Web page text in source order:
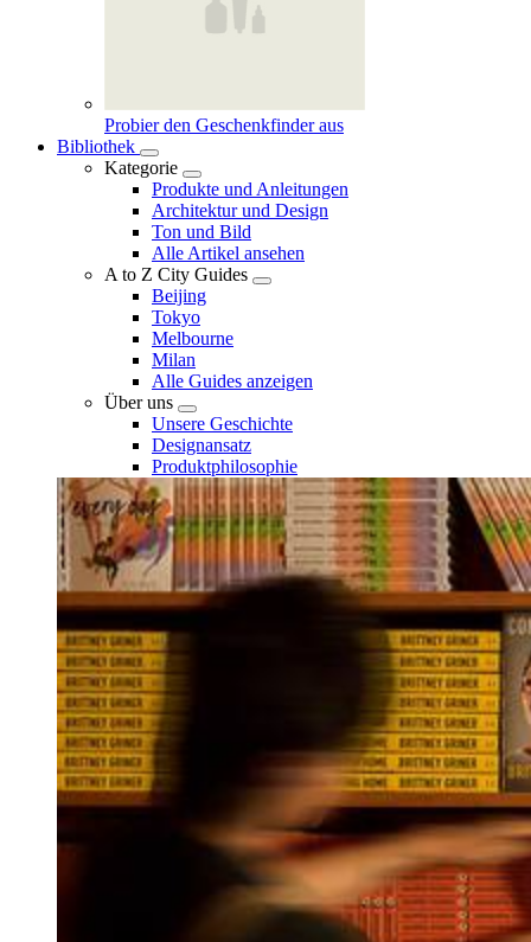
Probier den Geschenkfinder aus
Bibliothek
Kategorie
Produkte und Anleitungen
Architektur und Design
Ton und Bild
Alle Artikel ansehen
A to Z City Guides
Beijing
Tokyo
Melbourne
Milan
Alle Guides anzeigen
Über uns
Unsere Geschichte
Designansatz
Produktphilosophie